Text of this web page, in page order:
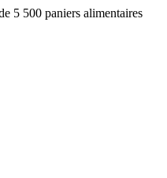
5 500 paniers alimentaires